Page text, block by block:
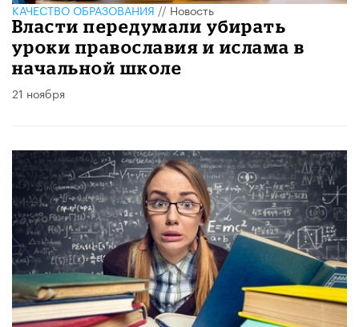
КАЧЕСТВО ОБРАЗОВАНИЯ//Новость
Власти передумали убирать
уроки православия и ислама в
начальной школе
21 ноября